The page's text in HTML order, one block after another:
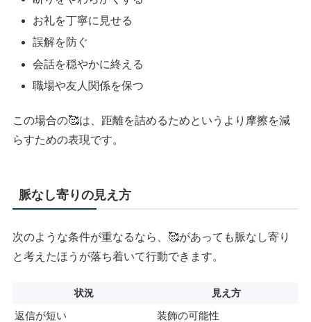
お礼を丁寧に見せる
誤解を防ぐ
会話を穏やかに終える
職場や友人関係を保つ
この場合の🥰は、距離を詰めるためというより摩擦を減
らすための表現です。
脈なし寄りの見え方
次のような条件が重なるなら、🥰があっても脈なし寄り
と考えたほうが落ち着いて行動できます。
状況 見え方
返信が短い
装飾の可能性